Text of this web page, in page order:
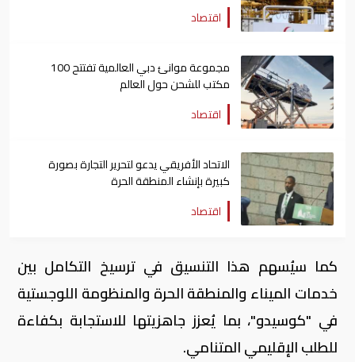
اقتصاد
مجموعة موانئ دبي العالمية تفتتح 100
مكتب للشحن حول العالم
اقتصاد
الاتحاد الأفريقي يدعو لتحرير التجارة بصورة
كبيرة بإنشاء المنطقة الحرة
اقتصاد
كما سيُسهم هذا التنسيق في ترسيخ التكامل بين
خدمات الميناء والمنطقة الحرة والمنظومة اللوجستية
في "كوسيدو"، بما يُعزز جاهزيتها للاستجابة بكفاءة
للطلب الإقليمي المتنامي.